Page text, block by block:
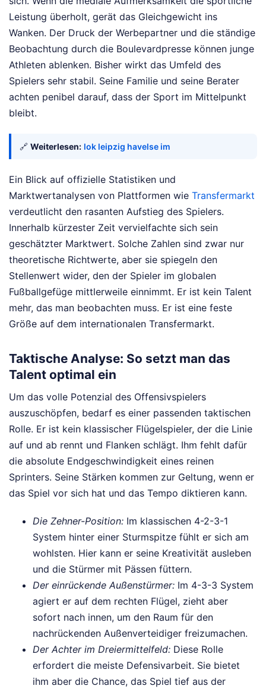
Leistung überholt, gerät das Gleichgewicht ins
Wanken. Der Druck der Werbepartner und die ständige
Beobachtung durch die Boulevardpresse können junge
Athleten ablenken. Bisher wirkt das Umfeld des
Spielers sehr stabil. Seine Familie und seine Berater
achten penibel darauf, dass der Sport im Mittelpunkt
bleibt.
🔗 Weiterlesen: lok leipzig havelse im
Ein Blick auf offizielle Statistiken und
Marktwertanalysen von Plattformen wie Transfermarkt
verdeutlicht den rasanten Aufstieg des Spielers.
Innerhalb kürzester Zeit vervielfachte sich sein
geschätzter Marktwert. Solche Zahlen sind zwar nur
theoretische Richtwerte, aber sie spiegeln den
Stellenwert wider, den der Spieler im globalen
Fußballgefüge mittlerweile einnimmt. Er ist kein Talent
mehr, das man beobachten muss. Er ist eine feste
Größe auf dem internationalen Transfermarkt.
Taktische Analyse: So setzt man das
Talent optimal ein
Um das volle Potenzial des Offensivspielers
auszuschöpfen, bedarf es einer passenden taktischen
Rolle. Er ist kein klassischer Flügelspieler, der die Linie
auf und ab rennt und Flanken schlägt. Ihm fehlt dafür
die absolute Endgeschwindigkeit eines reinen
Sprinters. Seine Stärken kommen zur Geltung, wenn er
das Spiel vor sich hat und das Tempo diktieren kann.
Die Zehner-Position: Im klassischen 4-2-3-1
System hinter einer Sturmspitze fühlt er sich am
wohlsten. Hier kann er seine Kreativität ausleben
und die Stürmer mit Pässen füttern.
Der einrückende Außenstürmer: Im 4-3-3 System
agiert er auf dem rechten Flügel, zieht aber
sofort nach innen, um den Raum für den
nachrückenden Außenverteidiger freizumachen.
Der Achter im Dreiermittelfeld: Diese Rolle
erfordert die meiste Defensivarbeit. Sie bietet
ihm aber die Chance, das Spiel tief aus der